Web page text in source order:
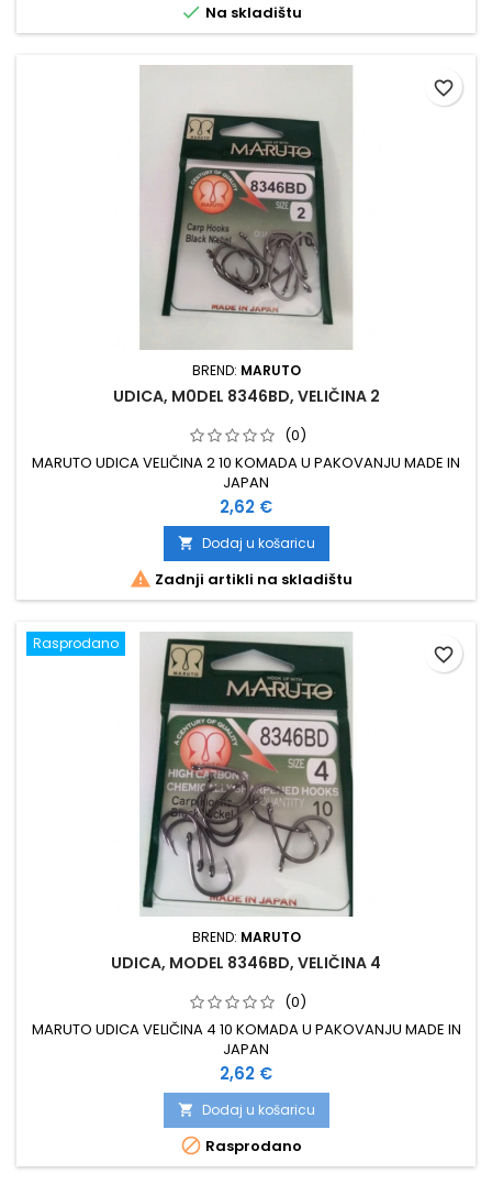
 Na skladištu
BREND: MARUTO
UDICA, M0DEL 8346BD, VELIČINA 2
(0)
MARUTO UDICA VELIČINA 2 10 KOMADA U PAKOVANJU MADE IN
JAPAN
Cijena
2,62 €
 Dodaj u košaricu
 Zadnji artikli na skladištu
favorite_border
Rasprodano
BREND: MARUTO
UDICA, MODEL 8346BD, VELIČINA 4
(0)
MARUTO UDICA VELIČINA 4 10 KOMADA U PAKOVANJU MADE IN
JAPAN
Cijena
2,62 €
 Dodaj u košaricu
 Rasprodano
favorite_border